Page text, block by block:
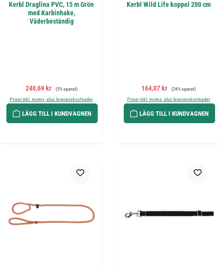
Kerbl Draglina PVC, 15 m Grön
med Karbinhake,
Väderbeständig
Försäljningspris:
240,69 kr Ordinarie pris:
(5% sparat)
Priser inkl. moms, plus leveranskostnader
LÄGG TILL I KUNDVAGNEN
Kerbl Wild Life koppel 200 cm
Försäljningspris:
164,07 kr Ordinarie pris:
(26% sparat)
Priser inkl. moms, plus leveranskostnader
LÄGG TILL I KUNDVAGNEN